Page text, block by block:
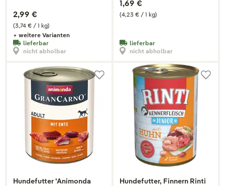
(3,74 € / 1 kg)
2,99 €
+ weitere Varianten
lieferbar
nicht abholbar
(4,23 € / 1 kg)
1,69 €
lieferbar
nicht abholbar
Hundefutter 'Animonda
Hundefutter, Finnern Rinti